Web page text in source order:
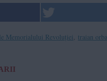
Memorialului Revoluției traian